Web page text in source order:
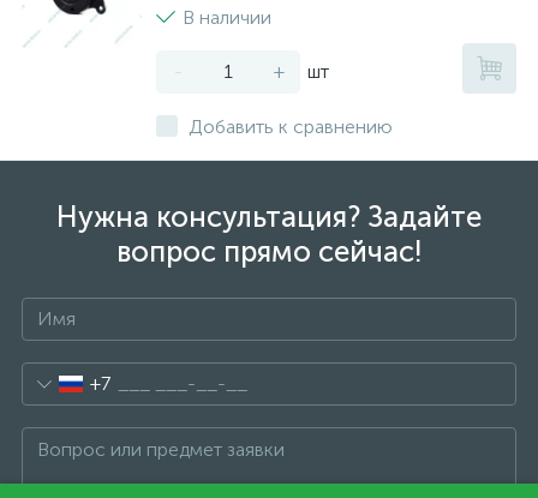
В наличии
- + шт
Добавить к сравнению
Нужна консультация? Задайте
вопрос прямо сейчас!
+7